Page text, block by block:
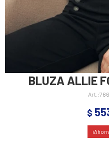
BLUZA ALLIE
$